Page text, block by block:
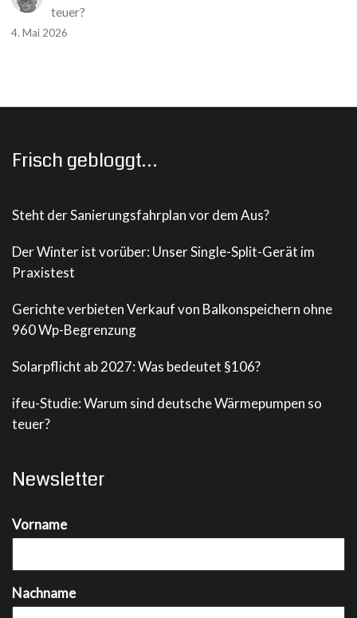
teuer?
4. Mai 2026
Frisch gebloggt…
Steht der Sanierungsfahrplan vor dem Aus?
Der Winter ist vorüber: Unser Single-Split-Gerät im
Praxistest
Gerichte verbieten Verkauf von Balkonspeichern ohne
960 Wp-Begrenzung
Solarpflicht ab 2027: Was bedeutet §106?
ifeu-Studie: Warum sind deutsche Wärmepumpen so
teuer?
Newsletter
Vorname
Nachname